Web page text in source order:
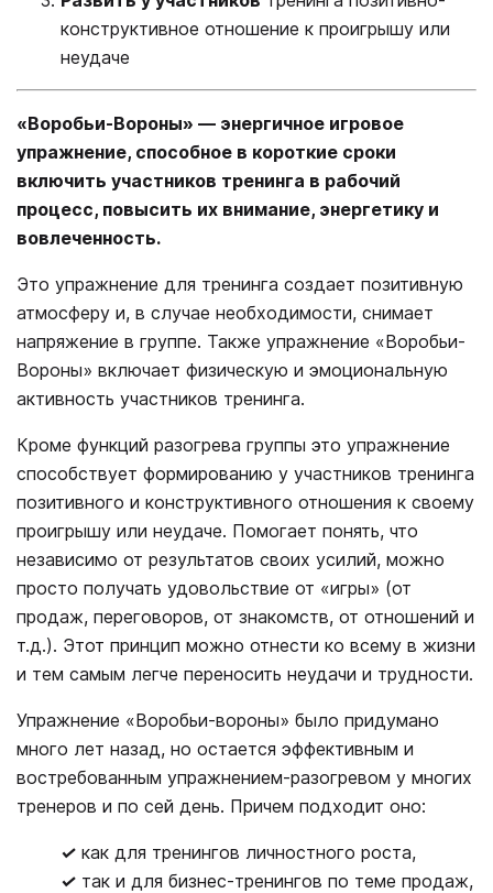
конструктивное отношение к проигрышу или
неудаче
«Воробьи-Вороны» — энергичное игровое
упражнение, способное в короткие сроки
включить участников тренинга в рабочий
процесс, повысить их внимание, энергетику и
вовлеченность.
Это упражнение для тренинга создает позитивную
атмосферу и, в случае необходимости, снимает
напряжение в группе. Также упражнение «Воробьи-
Вороны» включает физическую и эмоциональную
активность участников тренинга.
Кроме функций разогрева группы это упражнение
способствует формированию у участников тренинга
позитивного и конструктивного отношения к своему
проигрышу или неудаче. Помогает понять, что
независимо от результатов своих усилий, можно
просто получать удовольствие от «игры» (от
продаж, переговоров, от знакомств, от отношений и
т.д.). Этот принцип можно отнести ко всему в жизни
и тем самым легче переносить неудачи и трудности.
Упражнение «Воробьи-вороны» было придумано
много лет назад, но остается эффективным и
востребованным упражнением-разогревом у многих
тренеров и по сей день. Причем подходит оно:
✓ как для тренингов личностного роста,
✓ так и для бизнес-тренингов по теме продаж,